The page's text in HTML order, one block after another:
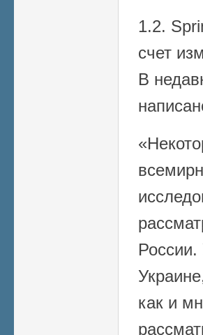
1.2.
счет
В
как и